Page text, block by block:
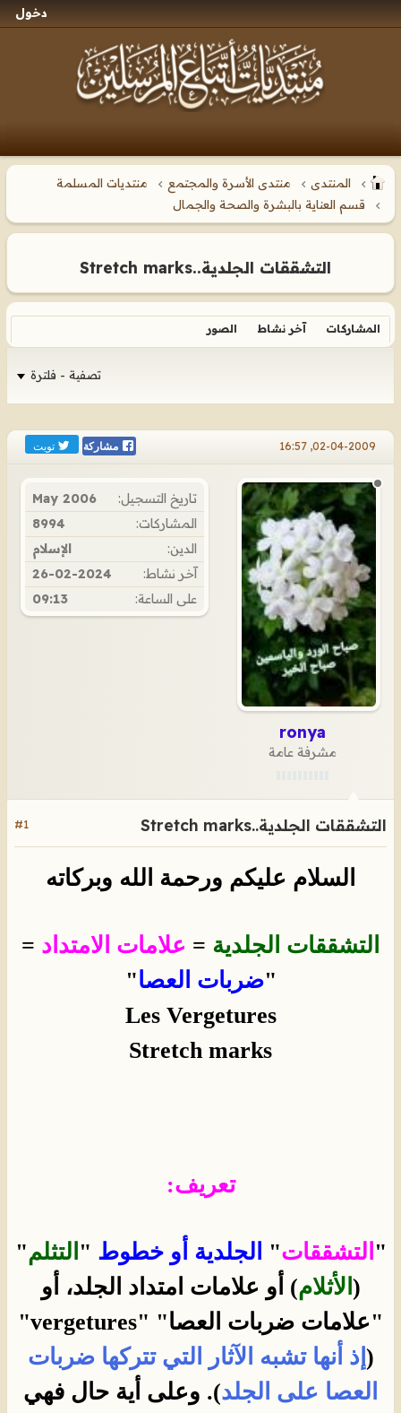
دخول
المنتدى منتدى الأسرة والمجتمع
منتديات المسلمة
قسم العناية بالبشرة والصحة والجمال
التشققات الجلدية..Stretch marks
المشاركات آخر نشاط الصور
تصفية - فلترة
02-04-2009, 16:57 مشاركة تويت
ronya
مشرفة عامة
تاريخ التسجيل:
May 2006
المشاركات:
8994
الدين:
الإسلام
آخر نشاط:
26-02-2024
على الساعة:
09:13
#1 التشققات الجلدية..Stretch marks
السلام عليكم ورحمة الله وبركاته
التشققات الجلدية = علامات الامتداد =
"ضربات العصا"
Les Vergetures
Stretch marks
تعريف:
" التشققات" الجلدية أو خطوط " التثلم"
( الأثلام) أو علامات امتداد الجلد، أو
"علامات ضربات العصا" "vergetures"
(إذ أنها تشبه الآثار التي تتركها ضربات
العصا على الجلد). وعلى أية حال فهي